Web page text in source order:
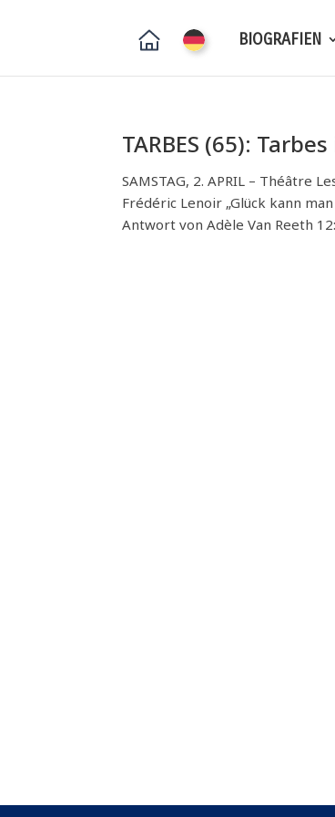
BIOGRAFIEN
TARBES (65):
SAMSTAG, 2. APRIL – Théâtre
Frédéric Lenoir „Glück kann
Antwort von Adèle Van Reeth